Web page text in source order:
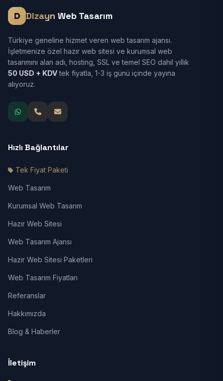
Dizayn Web Tasarım
Türkiye geneline hizmet veren web tasarım ajansı.
İşletmenize özel hazır web sitesi ve kurumsal web
tasarımını alan adı, hosting, SSL ve temel SEO dahil yıllık
50 USD + KDVtek fiyatla, 1-3 iş günü içinde yayına
alıyoruz.
Hızlı Bağlantılar
Tek Fiyat Paketi
Web Tasarım
Kurumsal Web Tasarım
Hazır Web Sitesi
Web Tasarım Ajansı
Hazır Web Sitesi Paketleri
Web Tasarım Fiyatları
Referanslar
Hakkımızda
Blog & Haberler
İletişim